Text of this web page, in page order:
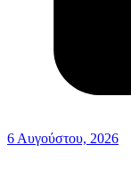
6 Αυγούστου, 2026